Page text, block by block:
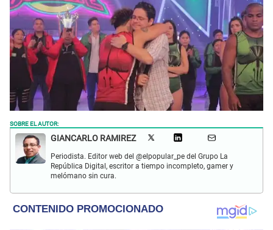
SOBRE EL AUTOR:
GIANCARLO RAMIREZ
Periodista. Editor web del @elpopular_pe del Grupo La
República Digital, escritor a tiempo incompleto, gamer y
melómano sin cura.